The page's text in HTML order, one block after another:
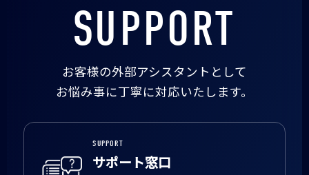
SUPPORT
お客様の外部アシスタントとして
お悩み事に丁寧に対応いたします。
SUPPORT
サポート窓口